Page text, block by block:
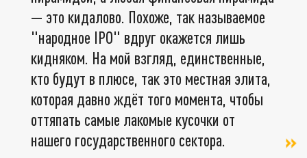
— это кидалово. Похоже, так называемое
"народное IPO" вдруг окажется лишь
кидняком. На мой взгляд, единственные,
кто будут в плюсе, так это местная элита,
которая давно ждёт того момента, чтобы
оттяпать самые лакомые кусочки от
нашего государственного сектора.